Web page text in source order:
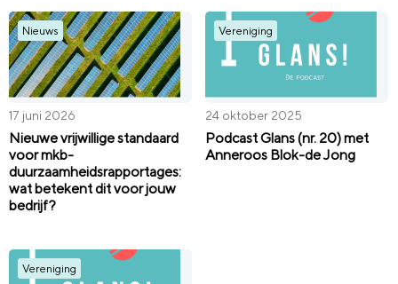
Nieuws
17 juni 2026
Nieuwe vrijwillige standaard
voor mkb-
duurzaamheidsrapportages:
wat betekent dit voor jouw
bedrijf?
Vereniging
24 oktober 2025
Podcast Glans (nr. 20) met
Anneroos Blok-de Jong
Vereniging